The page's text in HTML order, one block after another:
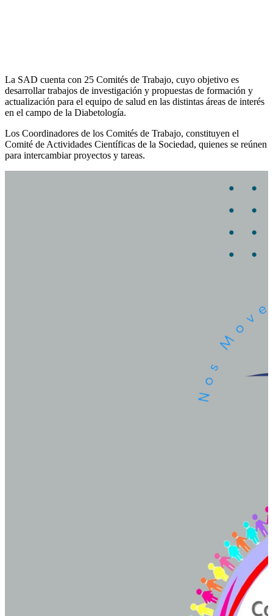
La SAD cuenta con 25 Comités de Trabajo, cuyo objetivo es
desarrollar trabajos de investigación y propuestas de formación y
actualización para el equipo de salud en las distintas áreas de interés
en el campo de la Diabetología.
Los Coordinadores de los Comités de Trabajo, constituyen el
Comité de Actividades Científicas de la Sociedad, quienes se reúnen
para intercambiar proyectos y tareas.